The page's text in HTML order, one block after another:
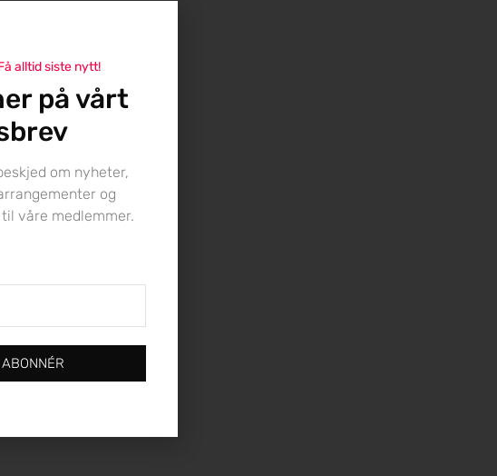
og
med
de Paris,
alltid siste nytt!
på vårt
om nyheter,
og
våre medlemmer.
ABONNÉR